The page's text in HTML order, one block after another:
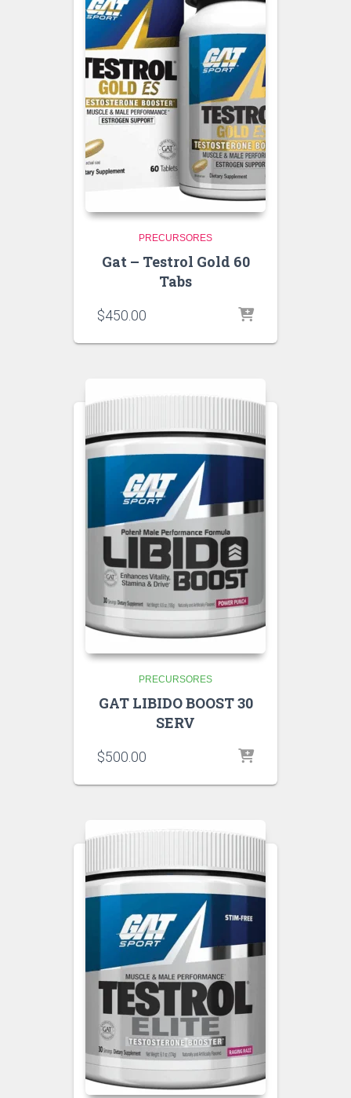
PRECURSORES
Gat – Testrol Gold 60
Tabs
$450.00
PRECURSORES
GAT LIBIDO BOOST 30
SERV
$500.00